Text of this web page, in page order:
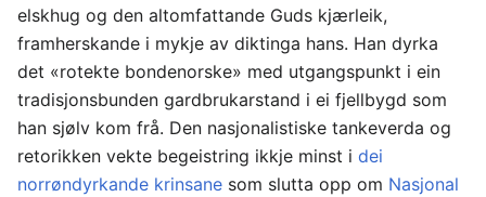
elskhug og den altomfattande Guds kjærleik,
framherskande i mykje av diktinga hans. Han dyrka
det «rotekte bondenorske» med utgangspunkt i ein
tradisjonsbunden gardbrukarstand i ei fjellbygd som
han sjølv kom frå. Den nasjonalistiske tankeverda og
retorikken vekte begeistring ikkje minst i dei
norrøndyrkande krinsane som slutta opp om Nasjonal